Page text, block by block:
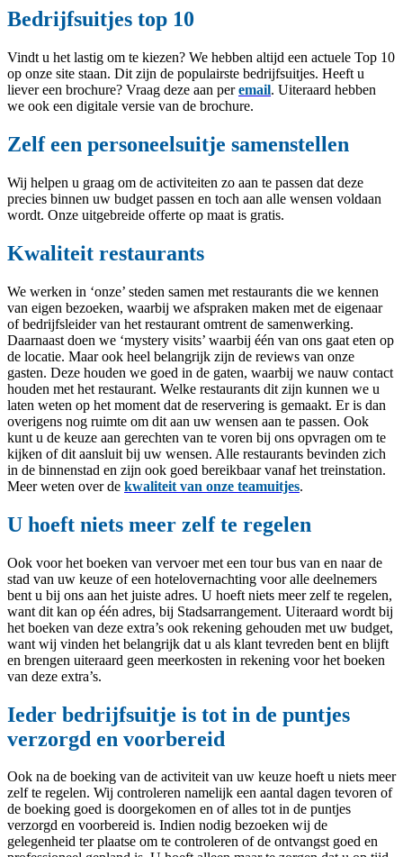
Bedrijfsuitjes top 10
Vindt u het lastig om te kiezen? We hebben altijd een actuele Top 10
op onze site staan. Dit zijn de populairste bedrijfsuitjes. Heeft u
liever een brochure? Vraag deze aan peremail. Uiteraard hebben
we ook een digitale versie van de brochure.
Zelf een personeelsuitje samenstellen
Wij helpen u graag om de activiteiten zo aan te passen dat deze
precies binnen uw budget passen en toch aan alle wensen voldaan
wordt. Onze uitgebreide offerte op maat is gratis.
Kwaliteit restaurants
We werken in ‘onze’ steden samen met restaurants die we kennen
van eigen bezoeken, waarbij we afspraken maken met de eigenaar
of bedrijfsleider van het restaurant omtrent de samenwerking.
Daarnaast doen we ‘mystery visits’ waarbij één van ons gaat eten op
de locatie. Maar ook heel belangrijk zijn de reviews van onze
gasten. Deze houden we goed in de gaten, waarbij we nauw contact
houden met het restaurant. Welke restaurants dit zijn kunnen we u
laten weten op het moment dat de reservering is gemaakt. Er is dan
overigens nog ruimte om dit aan uw wensen aan te passen. Ook
kunt u de keuze aan gerechten van te voren bij ons opvragen om te
kijken of dit aansluit bij uw wensen. Alle restaurants bevinden zich
in de binnenstad en zijn ook goed bereikbaar vanaf het treinstation.
Meer weten over de kwaliteit van onze teamuitjes.
U hoeft niets meer zelf te regelen
Ook voor het boeken van vervoer met een tour bus van en naar de
stad van uw keuze of een hotelovernachting voor alle deelnemers
bent u bij ons aan het juiste adres. U hoeft niets meer zelf te regelen,
want dit kan op één adres, bij Stadsarrangement. Uiteraard wordt bij
het boeken van deze extra’s ook rekening gehouden met uw budget,
want wij vinden het belangrijk dat u als klant tevreden bent en blijft
en brengen uiteraard geen meerkosten in rekening voor het boeken
van deze extra’s.
Ieder bedrijfsuitje is tot in de puntjes
verzorgd en voorbereid
Ook na de boeking van de activiteit van uw keuze hoeft u niets meer
zelf te regelen. Wij controleren namelijk een aantal dagen tevoren of
de boeking goed is doorgekomen en of alles tot in de puntjes
verzorgd en voorbereid is. Indien nodig bezoeken wij de
gelegenheid ter plaatse om te controleren of de ontvangst goed en